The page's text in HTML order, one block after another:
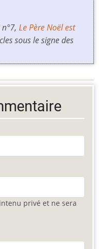
Le Père Noël est
sous le signe des
privé et ne sera